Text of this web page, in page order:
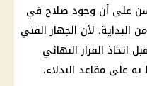
على أن وجود صلاح في
لأن الجهاز الفني
اتخاذ القرار النهائي
على مقاعد البدلاء.